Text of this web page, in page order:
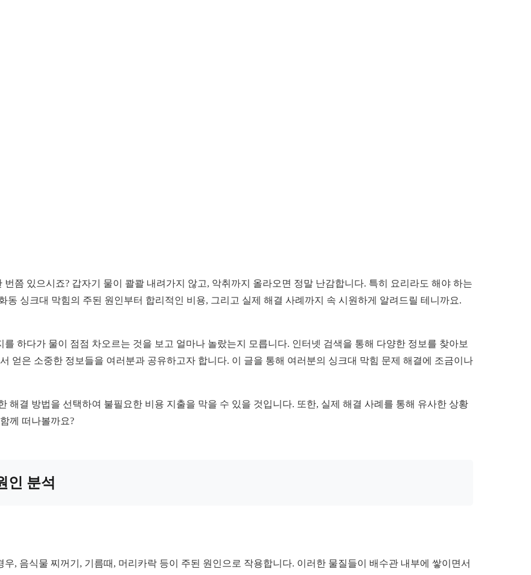
쯤 있으시죠? 갑자기 물이 콸콸 내려가지 않고, 악취까지 올라오면 정말 난감합니다. 특히 요리라도 해야 하는
싱크대 막힘의 주된 원인부터 합리적인 비용, 그리고 실제 해결 사례까지 속 시원하게 알려드릴 테니까요.
하다가 물이 점점 차오르는 것을 보고 얼마나 놀랐는지 모릅니다. 인터넷 검색을 통해 다양한 정보를 찾아보
얻은 소중한 정보들을 여러분과 공유하고자 합니다. 이 글을 통해 여러분의 싱크대 막힘 문제 해결에 조금이나
해결 방법을 선택하여 불필요한 비용 지출을 막을 수 있을 것입니다. 또한, 실제 해결 사례를 통해 유사한 상황
께 떠나볼까요?
인 분석
, 음식물 찌꺼기, 기름때, 머리카락 등이 주된 원인으로 작용합니다. 이러한 물질들이 배수관 내부에 쌓이면서